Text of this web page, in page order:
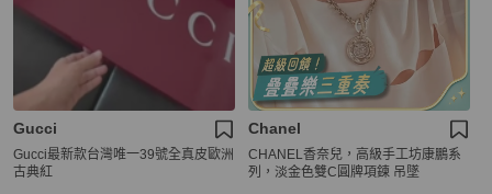
Gucci
Gucci最新款台灣唯一39號全真皮歐洲
古典紅
Chanel
CHANEL香奈兒，高級手工坊康鵬系
列，淡金色雙C圓牌項鍊 吊墜